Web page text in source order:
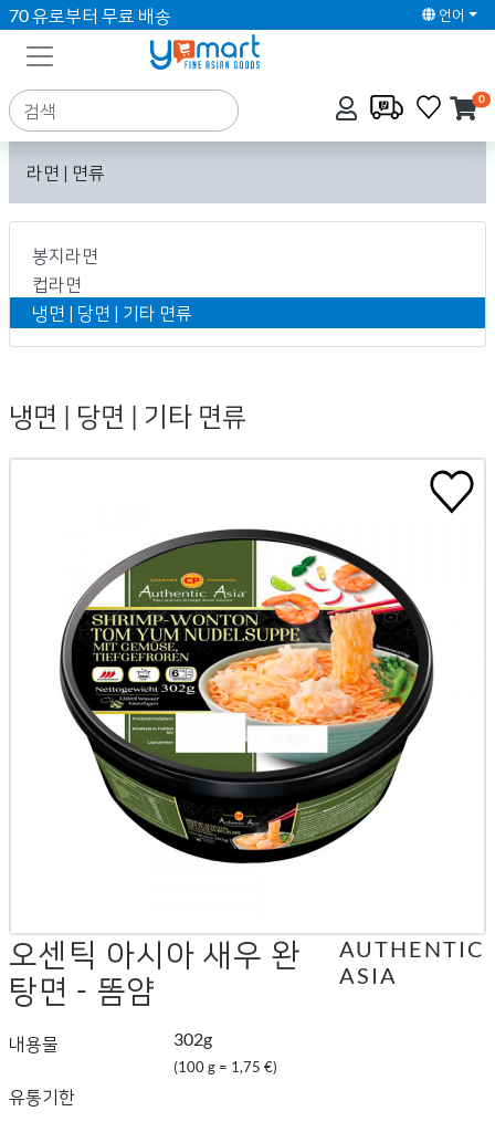
70 유로부터 무료 배송 언어
0
라면 | 면류
봉지라면
컵라면
냉면 | 당면 | 기타 면류
냉면 | 당면 | 기타 면류
오센틱 아시아 새우 완
탕면 - 똠얌
내용물 302g
(100 g = 1,75 €)
유통기한
AUTHENTIC
ASIA